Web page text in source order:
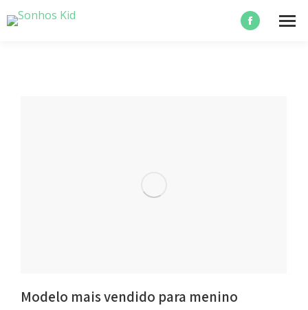
Facebook
Modelo mais vendido para menino